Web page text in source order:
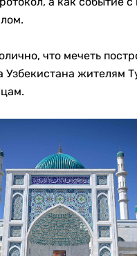
что мечеть
Узбекистана жителям